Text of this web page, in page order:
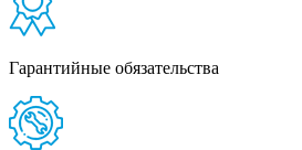
Гарантийные обязательства